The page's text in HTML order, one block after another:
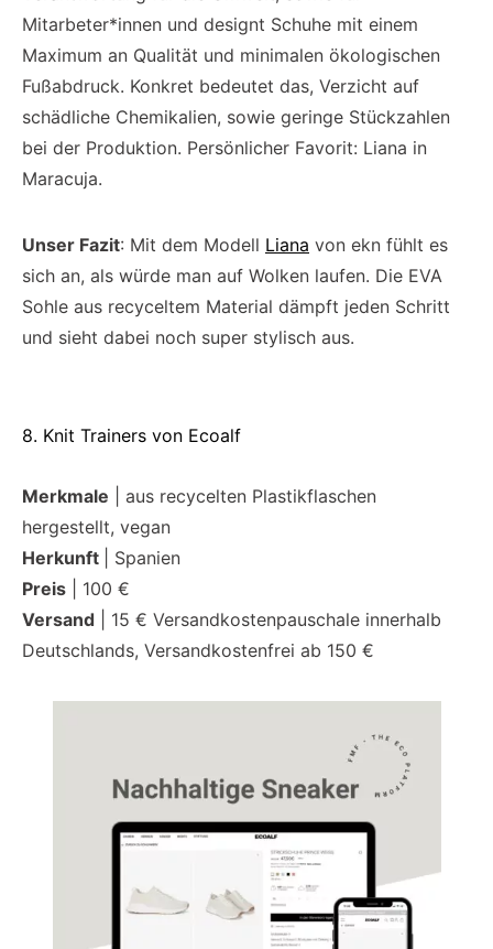
Mitarbeter*innen und designt Schuhe mit einem
Maximum an Qualität und minimalen ökologischen
Fußabdruck. Konkret bedeutet das, Verzicht auf
schädliche Chemikalien, sowie geringe Stückzahlen
bei der Produktion. Persönlicher Favorit: Liana in
Maracuja.
Unser Fazit: Mit dem Modell Liana von ekn fühlt es
sich an, als würde man auf Wolken laufen. Die EVA
Sohle aus recyceltem Material dämpft jeden Schritt
und sieht dabei noch super stylisch aus.
8. Knit Trainers von Ecoalf
Merkmale | aus recycelten Plastikflaschen
hergestellt, vegan
Herkunft
| Spanien
Preis | 100 €
Versand | 15 € Versandkostenpauschale innerhalb
Deutschlands, Versandkostenfrei ab 150 €